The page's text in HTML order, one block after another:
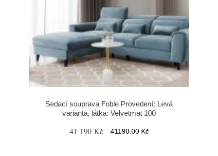
Sedací souprava Foble Provedení: Levá
varianta, látka: Velvetmat 100
41 190 Kč 41190.00 Kč